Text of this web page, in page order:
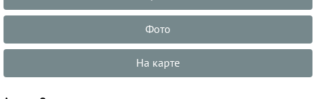
Фото
На карте